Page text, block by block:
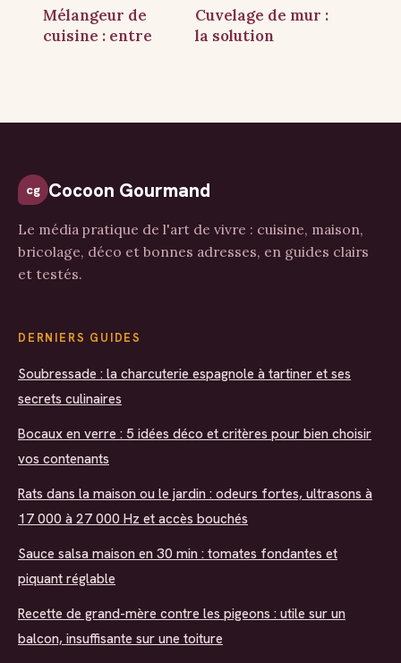
Mélangeur de
cuisine : entre
quotidien
Cuvelage de mur :
la solution
enterrés
cg Cocoon Gourmand
Le média pratique de l'art de vivre : cuisine, maison,
bricolage, déco et bonnes adresses, en guides clairs
et testés.
DERNIERS GUIDES
Soubressade : la charcuterie espagnole à tartiner et ses
secrets culinaires
Bocaux en verre : 5 idées déco et critères pour bien choisir
vos contenants
Rats dans la maison ou le jardin : odeurs fortes, ultrasons à
17 000 à 27 000 Hz et accès bouchés
Sauce salsa maison en 30 min : tomates fondantes et
piquant réglable
Recette de grand-mère contre les pigeons : utile sur un
balcon, insuffisante sur une toiture